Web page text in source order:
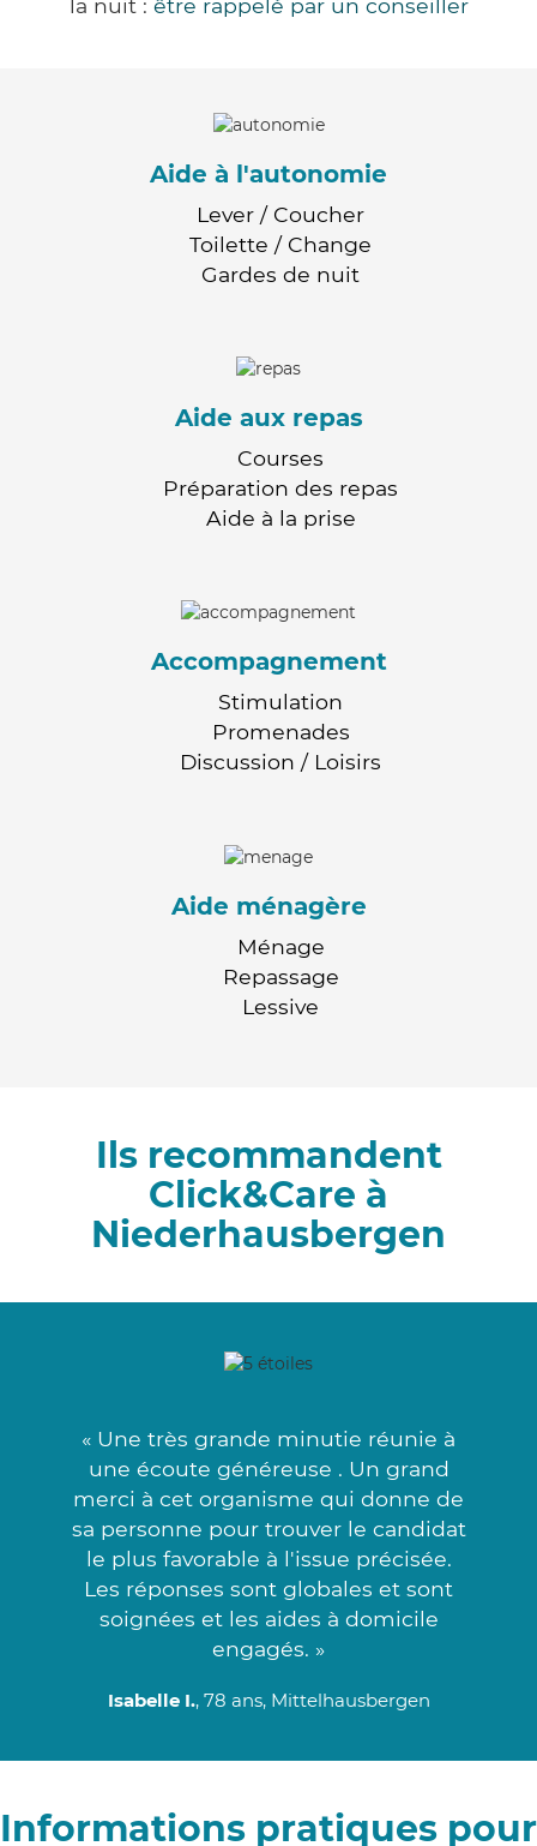
la nuit : être rappelé par un conseiller
Aide à l'autonomie
Lever / Coucher
Toilette / Change
Gardes de nuit
Aide aux repas
Courses
Préparation des repas
Aide à la prise
Accompagnement
Stimulation
Promenades
Discussion / Loisirs
Aide ménagère
Ménage
Repassage
Lessive
Ils recommandent
Click&Care à
Niederhausbergen
« Une très grande minutie réunie à
une écoute généreuse . Un grand
merci à cet organisme qui donne de
sa personne pour trouver le candidat
le plus favorable à l'issue précisée.
Les réponses sont globales et sont
soignées et les aides à domicile
engagés. »
Isabelle I., 78 ans, Mittelhausbergen
Informations pratiques pour